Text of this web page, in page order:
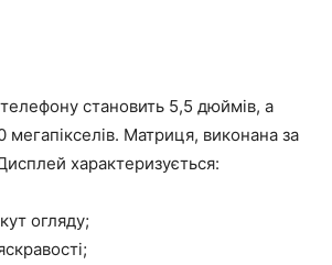
становить 5,5 дюймів, а
мегапікселів. Матриця, виконана за
характеризується:
огляду;